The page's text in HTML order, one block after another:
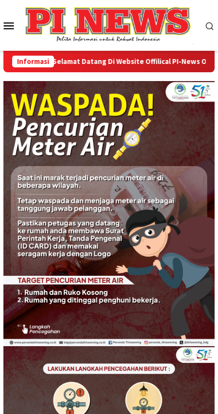
konten
Menu
Mobile
InformasiSelamat Datang Di Website Offilical PI-News Online -